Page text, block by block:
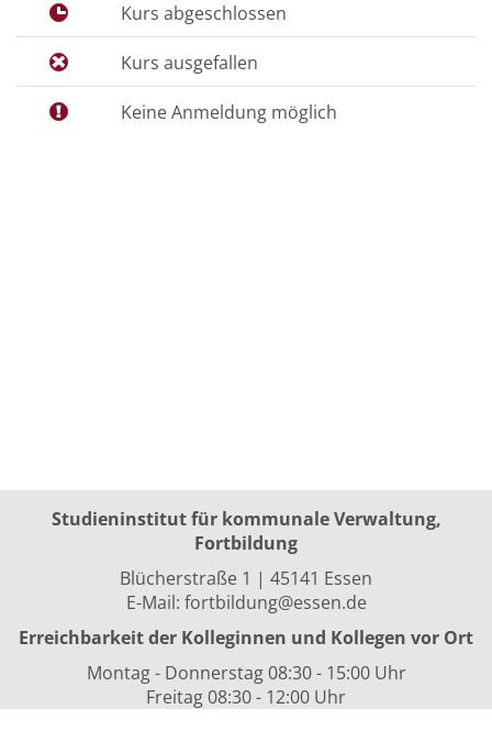
Kurs abgeschlossen
Kurs ausgefallen
Keine Anmeldung möglich
Studieninstitut für kommunale Verwaltung,
Fortbildung
Blücherstraße 1 | 45141 Essen
E-Mail: fortbildung@essen.de
Erreichbarkeit der Kolleginnen und Kollegen vor Ort
Montag - Donnerstag 08:30 - 15:00 Uhr
Freitag 08:30 - 12:00 Uhr